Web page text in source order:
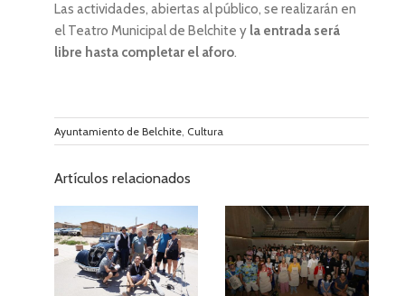
Las actividades, abiertas al público, se realizarán en
el Teatro Municipal de Belchite y la entrada será
libre hasta completar el aforo.
Ayuntamiento de Belchite Cultura
Artículos relacionados